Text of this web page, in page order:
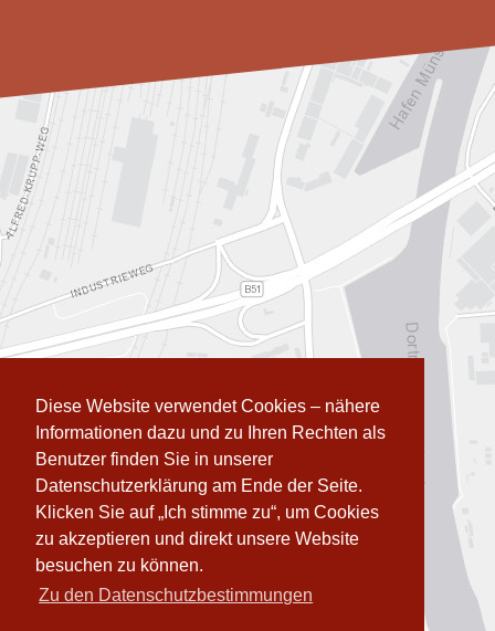
Diese Website verwendet Cookies – nähere
Informationen dazu und zu Ihren Rechten als
Benutzer finden Sie in unserer
Datenschutzerklärung am Ende der Seite.
Klicken Sie auf „Ich stimme zu“, um Cookies
zu akzeptieren und direkt unsere Website
besuchen zu können.
Zu den Datenschutzbestimmungen